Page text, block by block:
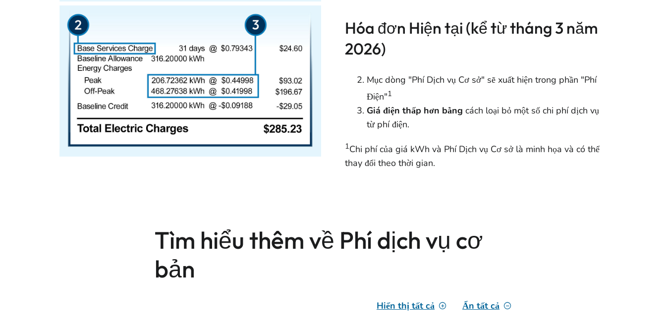
Hóa đơn Hiện tại (kể từ tháng 3 năm
2026)
Mục dòng "Phí Dịch vụ Cơ sở" sẽ xuất hiện trong phần "Phí
Điện"1
Giá điện thấp hơn bằng cách loại bỏ một số chi phí dịch vụ
từ phí điện.
1Chi phí của giá kWh và Phí Dịch vụ Cơ sở là minh họa và có thể
thay đổi theo thời gian.
Tìm hiểu thêm về Phí dịch vụ cơ
bản
Hiển thị tất cả Ẩn tất cả